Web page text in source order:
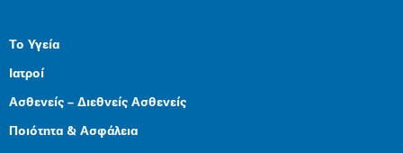
Το Υγεία
Ιατροί
Ασθενείς – Διεθνείς Ασθενείς
Ποιότητα & Ασφάλεια